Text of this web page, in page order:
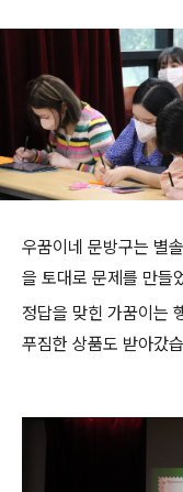
우꿈이네 문방구는 별
을 토대로 문제를 만들
정답을 맞힌 가꿈이는
푸짐한 상품도 받아갔